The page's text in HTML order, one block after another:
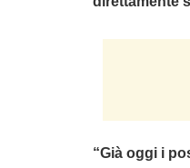
“Già oggi i